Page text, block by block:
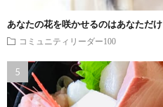
あなたの花を咲かせるのはあなただけ
コミュニティリーダー100